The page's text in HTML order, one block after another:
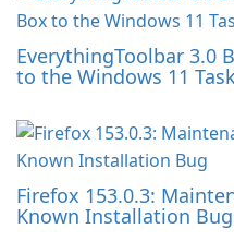
EverythingToolbar 3.0
to the Windows 11
Firefox 153.0.3:
Known Installation Bug